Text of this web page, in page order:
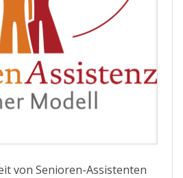
von Senioren-Assistenten